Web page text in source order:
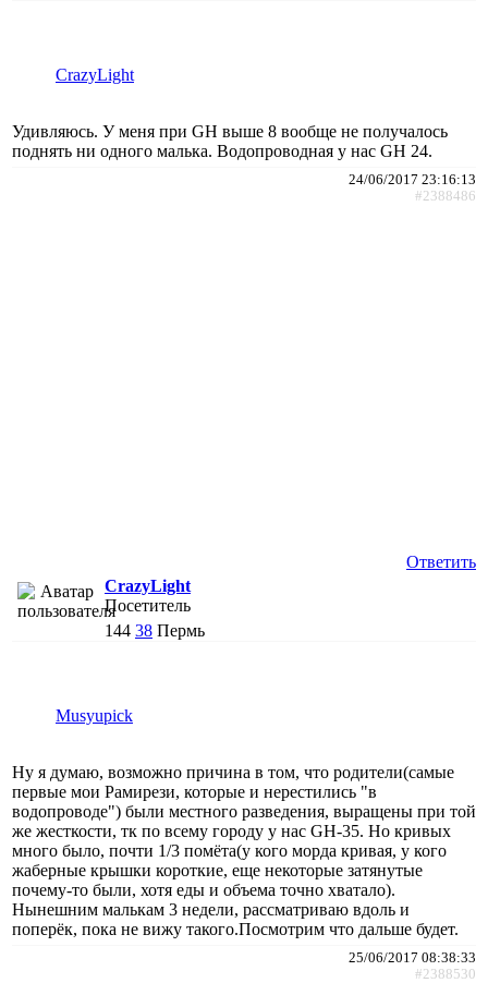
CrazyLight
Удивляюсь. У меня при GH выше 8 вообще не получалось
поднять ни одного малька. Водопроводная у нас GH 24.
24/06/2017 23:16:13
#2388486
Ответить
CrazyLight
Посетитель
144 38 Пермь
Musyupick
Ну я думаю, возможно причина в том, что родители(самые
первые мои Рамирези, которые и нерестились "в
водопроводе") были местного разведения, выращены при той
же жесткости, тк по всему городу у нас GH-35. Но кривых
много было, почти 1/3 помёта(у кого морда кривая, у кого
жаберные крышки короткие, еще некоторые затянутые
почему-то были, хотя еды и объема точно хватало).
Нынешним малькам 3 недели, рассматриваю вдоль и
поперёк, пока не вижу такого.Посмотрим что дальше будет.
25/06/2017 08:38:33
#2388530